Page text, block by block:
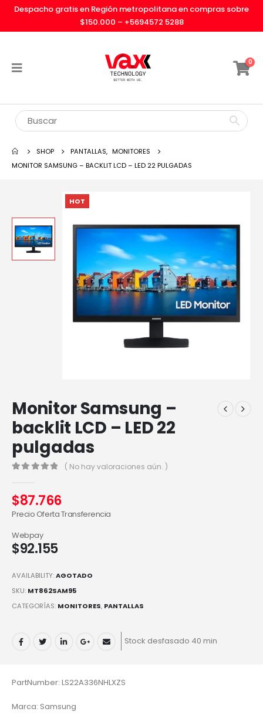
Despacho gratis en Región metropolitana en compras sobre
$150.000 – +5694572 5288
0
SHOP PANTALLAS, MONITORES
MONITOR SAMSUNG – BACKLIT LCD – LED 22 PULGADAS
HOT
Monitor Samsung –
backlit LCD – LED 22
pulgadas
( No hay valoraciones aún. )
$87.766
Precio Oferta Transferencia
$92.155
Webpay
AVAILABILITY:AGOTADO
SKU: MT862SAM95
CATEGORÍAS: MONITORES, PANTALLAS
Stock desfasado 40 min
PartNumber: LS22A336NHLXZS
Marca: Samsung